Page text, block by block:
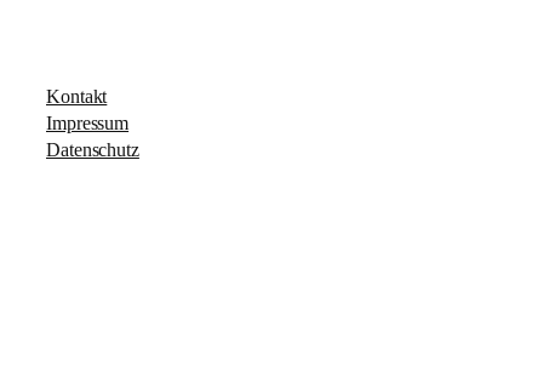
Kontakt
Impressum
Datenschutz